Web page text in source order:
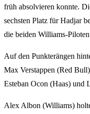
früh absolvieren konnte.
sechsten Platz für Hadjar
die beiden Williams-
Auf den Punkterängen
Max Verstappen (Red
Esteban Ocon (Haas) und
Alex Albon (Williams)